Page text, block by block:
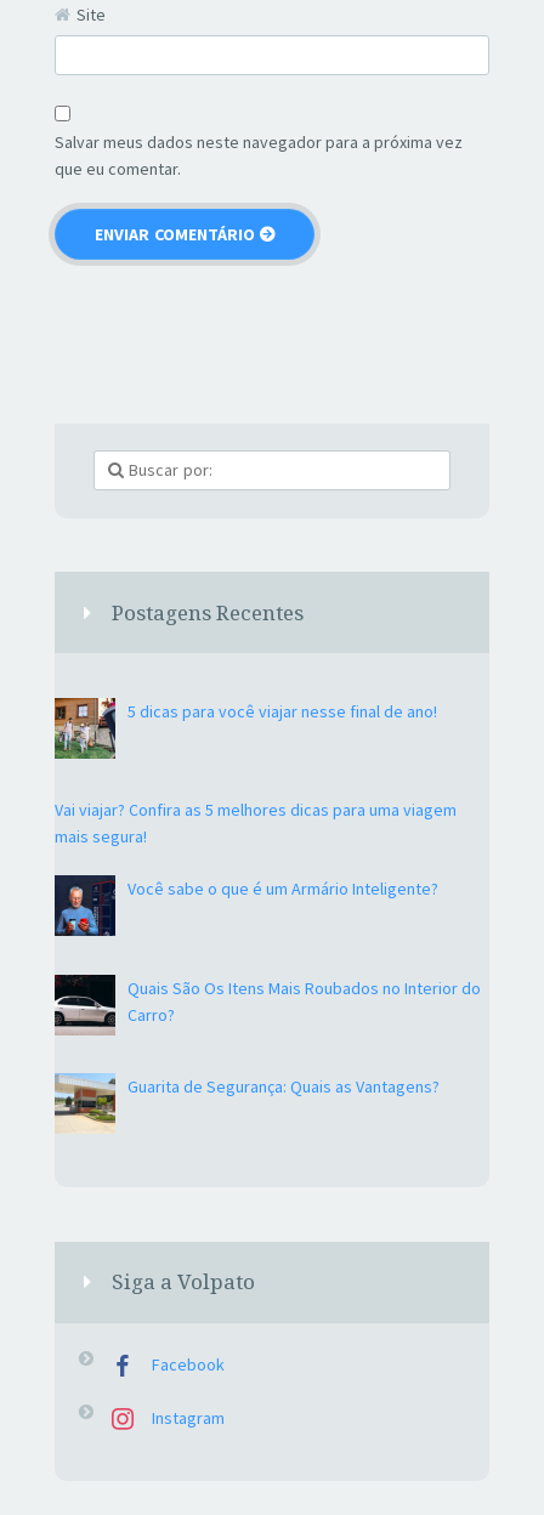
Site
Salvar meus dados neste navegador para a próxima vez
que eu comentar.
Postagens Recentes
5 dicas para você viajar nesse final de ano!
Vai viajar? Confira as 5 melhores dicas para uma viagem
mais segura!
Você sabe o que é um Armário Inteligente?
Quais São Os Itens Mais Roubados no Interior do
Carro?
Guarita de Segurança: Quais as Vantagens?
Siga a Volpato
Facebook
Instagram